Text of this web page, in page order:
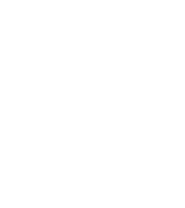
Arłamów, Augustów, Babice Stare, Bachanowo,